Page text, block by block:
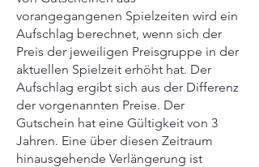
vorangegangenen Spielzeiten wird ein
Aufschlag berechnet, wenn sich der
Preis der jeweiligen Preisgruppe in der
aktuellen Spielzeit erhöht hat. Der
Aufschlag ergibt sich aus der Differenz
der vorgenannten Preise. Der
Gutschein hat eine Gültigkeit von 3
Jahren. Eine über diesen Zeitraum
hinausgehende Verlängerung ist